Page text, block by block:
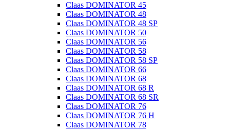
Claas DOMINATOR 45
Claas DOMINATOR 48
Claas DOMINATOR 48 SP
Claas DOMINATOR 50
Claas DOMINATOR 56
Claas DOMINATOR 58
Claas DOMINATOR 58 SP
Claas DOMINATOR 66
Claas DOMINATOR 68
Claas DOMINATOR 68 R
Claas DOMINATOR 68 SR
Claas DOMINATOR 76
Claas DOMINATOR 76 H
Claas DOMINATOR 78